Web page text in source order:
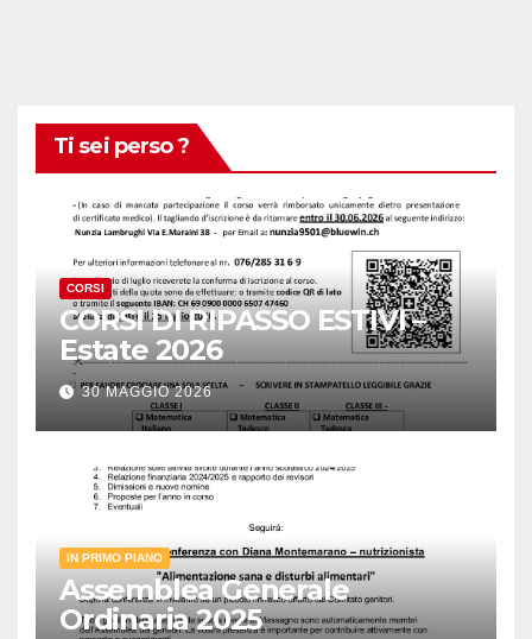
Ti sei perso ?
CORSI
CORSI DI RIPASSO ESTIVI –
Estate 2026
30 MAGGIO 2026
IN PRIMO PIANO
Assemblea Generale
Ordinaria 2025